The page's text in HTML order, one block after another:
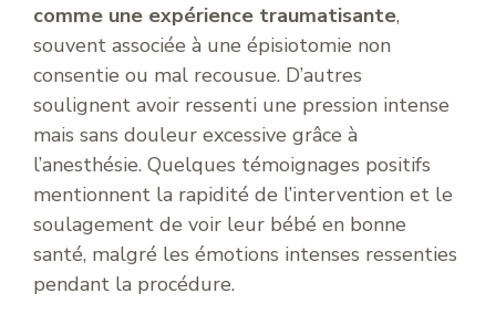
comme une expérience traumatisante,
souvent associée à une épisiotomie non
consentie ou mal recousue. D’autres
soulignent avoir ressenti une pression intense
mais sans douleur excessive grâce à
l’anesthésie. Quelques témoignages positifs
mentionnent la rapidité de l’intervention et le
soulagement de voir leur bébé en bonne
santé, malgré les émotions intenses ressenties
pendant la procédure.